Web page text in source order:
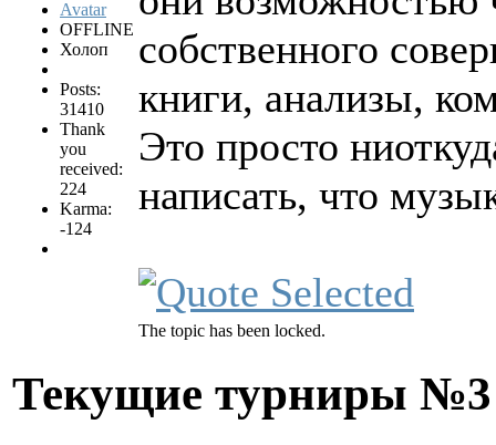
OFFLINE
Холоп
Posts:
31410
Thank
you
received:
224
Karma:
-124
собственного
книги, анализы,
Это просто
написать, что
The topic has been locked.
Текущие турниры